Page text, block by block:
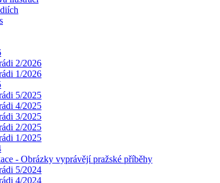
2/2026
1/2026
5/2025
4/2025
3/2025
2/2025
1/2025
- Obrázky vyprávějí pražské příběhy
5/2024
4/2024